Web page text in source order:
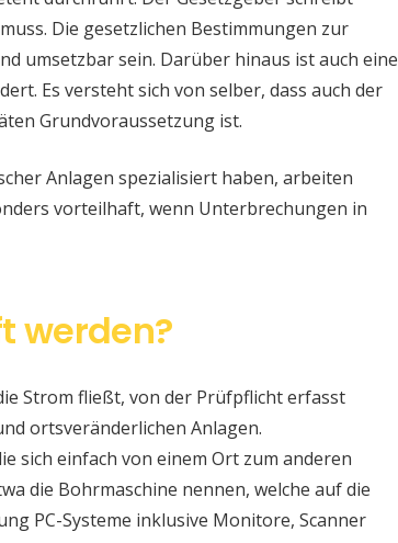
Die gesetzlichen Bestimmungen zur
umsetzbar sein. Darüber hinaus ist auch eine
Es versteht sich von selber, dass auch der
Grundvoraussetzung ist.
Anlagen spezialisiert haben, arbeiten
vorteilhaft, wenn Unterbrechungen in
werden?
Strom fließt, von der Prüfpflicht erfasst
ortsveränderlichen Anlagen.
sich einfach von einem Ort zum anderen
die Bohrmaschine nennen, welche auf die
PC-Systeme inklusive Monitore, Scanner